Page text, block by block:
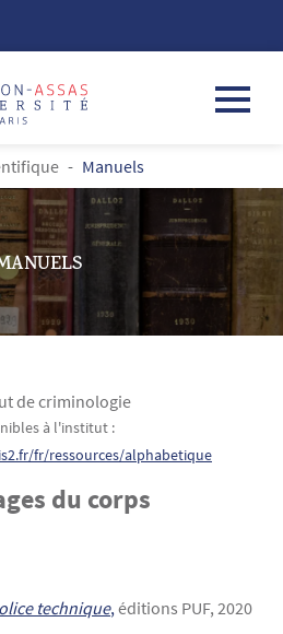
Manuels
de criminologie
à l'institut :
fr/ressources/alphabetique
du corps
technique,éditions PUF, 2020